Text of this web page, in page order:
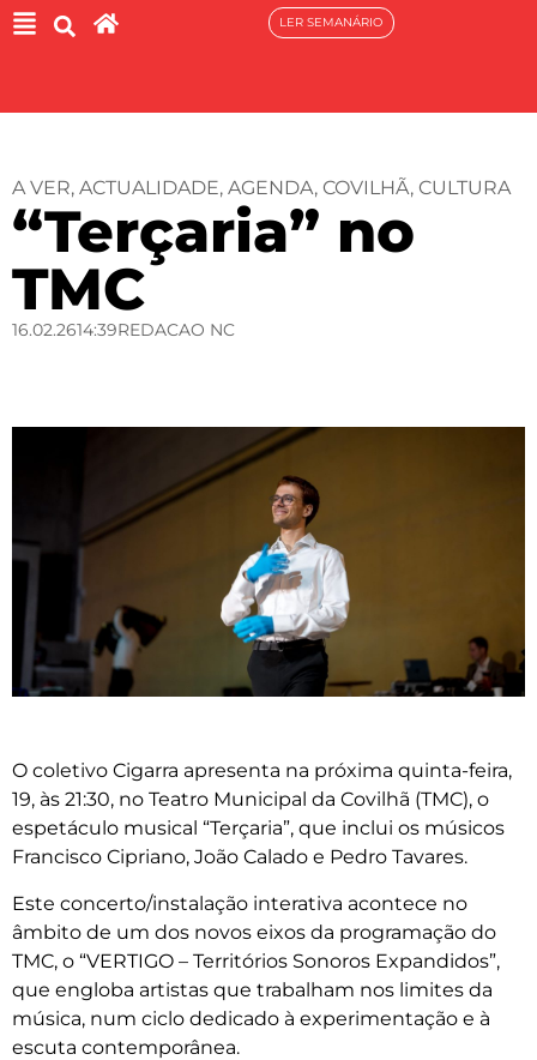
LER SEMANÁRIO
A VER, ACTUALIDADE, AGENDA, COVILHÃ, CULTURA
“Terçaria” no
TMC
16.02.2614:39REDACAO NC
O coletivo Cigarra apresenta na próxima quinta-feira,
19, às 21:30, no Teatro Municipal da Covilhã (TMC), o
espetáculo musical “Terçaria”, que inclui os músicos
Francisco Cipriano, João Calado e Pedro Tavares.
Este concerto/instalação interativa acontece no
âmbito de um dos novos eixos da programação do
TMC, o “VERTIGO – Territórios Sonoros Expandidos”,
que engloba artistas que trabalham nos limites da
música, num ciclo dedicado à experimentação e à
escuta contemporânea.